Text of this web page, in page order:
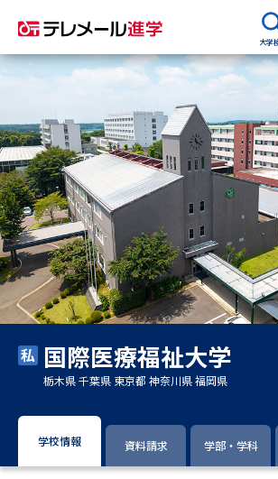
大学
大学・短大の資料種類から請求
大学パンフ 学部・学
総合型選抜・学校推薦型選抜 募
集要項＆願書
大学入学共
募集要項＆
過去問題集
大学・短大以外の資料から請求
留学・進学関連、塾・予備校
大学入学共
内」の請求
国際医療福祉大学
栃木県 千葉県 東京都 神奈川県 福岡県
学校情報 資料請求 学部・学科